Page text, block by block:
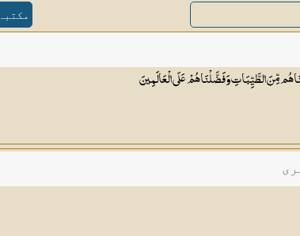
مِّنَ الطَّيِّبَاتِ وَفَضَّلْنَاهُمْ عَلَىالْعَالَمِينَ